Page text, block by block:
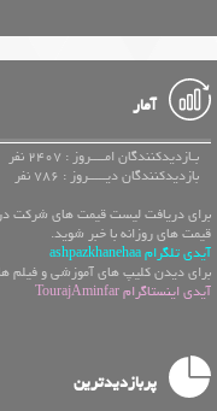
آمار
بـازدیدکنندگان امــــروز : 2407 نفر
بازدیدکنندگان دیـــــروز : 786 نفر
برای دریافت لیست قیمت های شرکت در
قیمت های روزانه با خبر شوید.
آیدی تلگرام ashpazkhanehaa
برای دیدن کلیپ های آموزشی و فیلم
آیدی اینستاگرام TourajAminfar
پربازدیدترین